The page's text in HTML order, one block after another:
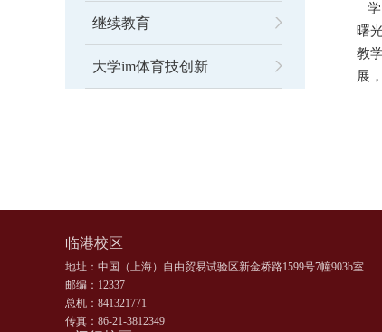
继续教育
大学im体育技创新
学
曙
教
展
临港校区
地址：中国（上海）自由贸易试验区新金桥路1599号7幢903b室
邮编：12337
总机：841321771
传真：86-21-3812349